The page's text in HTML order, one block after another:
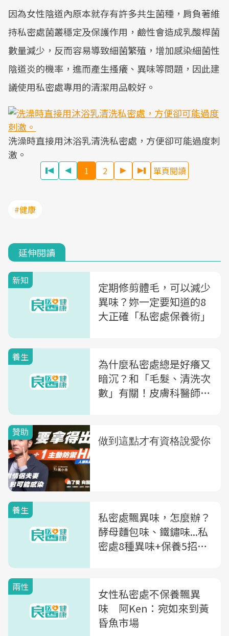
因為女性陰道內原本就存有許多共生菌種，肩負著維
持私密處菌叢穩定及保護作用，鹼性會造成乳酸桿菌
數量減少，反而容易導致細菌繁殖，增加感染細菌性
陰道炎的機率，進而產生搔癢、異味等問題，因此建
議使用私密處專用的清潔用品較好。
洗澡時直接用沐浴乳清洗私密處，方便卻可能過度刺
激。
1 2 單頁閱讀
#健康
延伸閱讀
新知
定期修剪體毛，可以減少
異味？妳一定要知道的8
大正確「私密處保養術」
養生
為什麼私密處總是好癢又
暗沉？和「毛髮、清洗次
數」有關！皮膚科醫師帶
養生
私密處飄異味，怎麼辦？
酵母麵包味、鐵鏽味...私
密處8種異味+保養5招，
兩性
女性私密處不保養飄異
味 阿Ken：宛如來到黃
昏魚市場